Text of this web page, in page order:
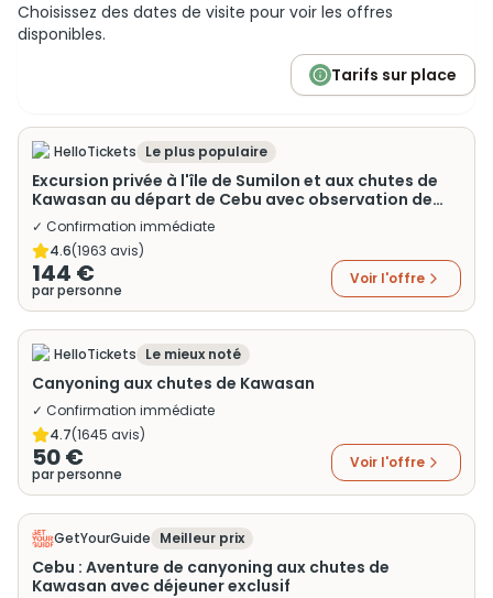
Choisissez des dates de visite pour voir les offres
disponibles.
Tarifs sur place
HelloTickets Le plus populaire
Excursion privée à l'île de Sumilon et aux chutes de
Kawasan au départ de Cebu avec observation de
requin-baleine
✓ Confirmation immédiate
4.6(1963 avis)
144 €
par personne
Voir l'offre
HelloTickets Le mieux noté
Canyoning aux chutes de Kawasan
✓ Confirmation immédiate
4.7(1645 avis)
50 €
par personne
Voir l'offre
GetYourGuide Meilleur prix
Cebu : Aventure de canyoning aux chutes de
Kawasan avec déjeuner exclusif